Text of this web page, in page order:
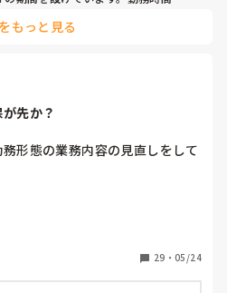
もっと見る
先か？
形態の業務内容の見直しをして
り、業務追加を求めてくるのに
定されてないのはおかしいから
務改善するのが筋だとの意見があ
29 ・ 05/24